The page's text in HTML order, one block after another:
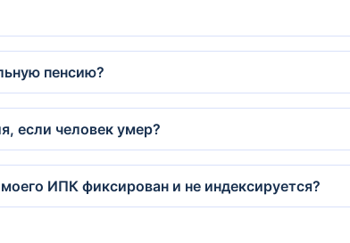
пенсию?
если человек умер?
ИПК фиксирован и не индексируется?